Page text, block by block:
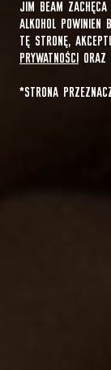
JIM BEAM ZACHĘCA
ALKOHOL POWINIEN
TĘ STRONĘ,
PRYWATNOŚCI
ORAZ
*STRONA